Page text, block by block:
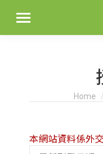
You
Home
本網站資料係外